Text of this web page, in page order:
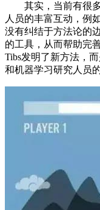
其实，当前有很多
人员的丰富互动，例
没有纠结于方法论的
的工具，从而帮助完
Tibs发明了新方法，
和机器学习研究人员